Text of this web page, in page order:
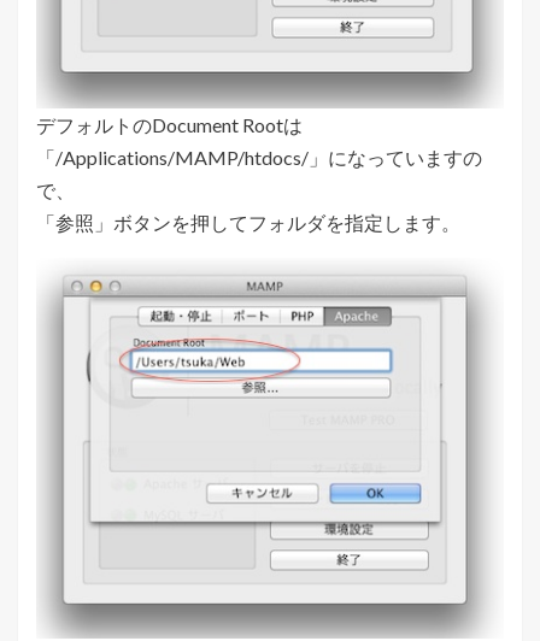
デフォルトのDocument Rootは
「/Applications/MAMP/htdocs/」になっていますの
で、
「参照」ボタンを押してフォルダを指定します。